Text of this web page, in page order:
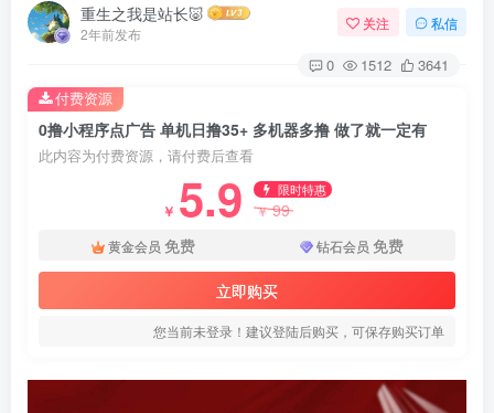
重生之我是站长🐷
2年前发布
关注 私信
0 1512 3641
0撸小程序点广告 单机日撸35+ 多机器多撸 做了就一定有
此内容为付费资源，请付费后查看
￥ 5.9 限时特惠
￥99
黄金会员 免费 钻石会员 免费
立即购买
您当前未登录！建议登陆后购买，可保存购买订单
付费资源